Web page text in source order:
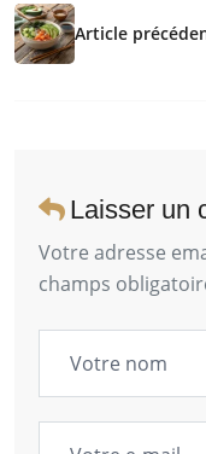
Article
Laisser un
Votre adresse
champs